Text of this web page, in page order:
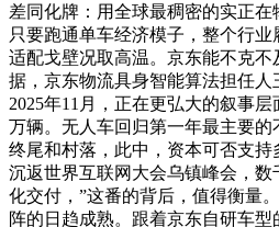
差同化牌：用全球最稠密的实正在
只要跑通单车经济模子，整个行业
适配戈壁况取高温。京东能不克
据，京东物流具身智能算法担任人
2025年11月，正在更弘大的叙事
万辆。无人车回归第一年最主要
终尾和村落，此中，资本可否支
沉返世界互联网大会乌镇峰会，
化交付，”这番的背后，值得衡量
阵的日趋成熟。跟着京东自研车